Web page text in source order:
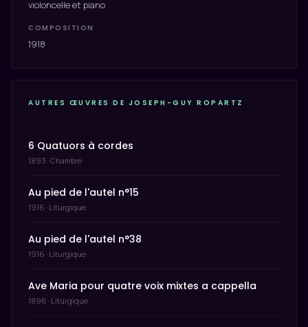
violoncelle et piano
COMPOSITION
1918
AUTRES ŒUVRES DE JOSEPH-GUY ROPARTZ
6 Quatuors à cordes
1893 · Chambre
Au pied de l'autel n°15
1916 · Liturgique
Au pied de l'autel n°38
1916 · Liturgique
Ave Maria pour quatre voix mixtes a cappella
1896 · Liturgique